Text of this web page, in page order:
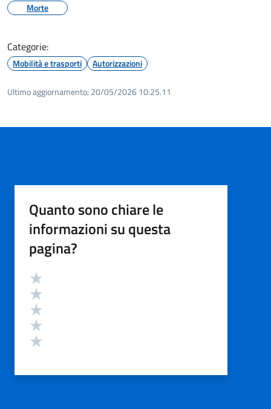
Morte
Categorie:
Mobilità e trasporti Autorizzazioni
Ultimo aggiornamento: 20/05/2026 10:25.11
Quanto sono chiare le
informazioni su questa
pagina?
Valutazione